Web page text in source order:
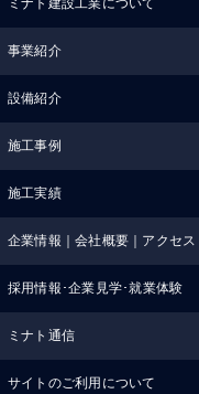
事業紹介
設備紹介
施工事例
施工実績
企業情報 ｜会社概要 ｜ アクセス
採用情報･企業見学･就業体験
ミナト通信
サイトのご利用について